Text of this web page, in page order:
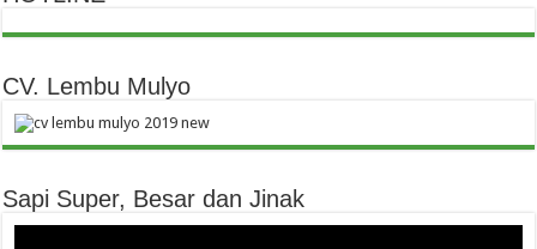
CV. Lembu Mulyo
Sapi Super, Besar dan Jinak